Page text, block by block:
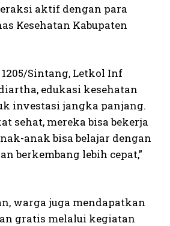
aktif dengan para
Kesehatan Kabupaten
Sintang, Letkol Inf
edukasi kesehatan
investasi jangka panjang.
sehat, mereka bisa bekerja
anak bisa belajar dengan
berkembang lebih cepat,”
warga juga mendapatkan
gratis melalui kegiatan